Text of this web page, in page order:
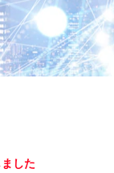
した